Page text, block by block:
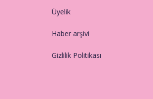
Üyelik
Haber arşivi
Gizlilik Politikası